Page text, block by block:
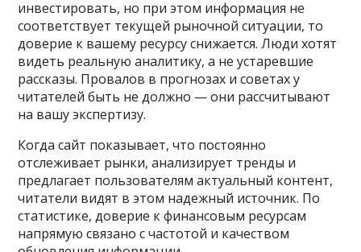
инвестировать, но при этом информация не
соответствует текущей рыночной ситуации, то
доверие к вашему ресурсу снижается. Люди хотят
видеть реальную аналитику, а не устаревшие
рассказы. Провалов в прогнозах и советах у
читателей быть не должно — они рассчитывают
на вашу экспертизу.
Когда сайт показывает, что постоянно
отслеживает рынки, анализирует тренды и
предлагает пользователям актуальный контент,
читатели видят в этом надежный источник. По
статистике, доверие к финансовым ресурсам
напрямую связано с частотой и качеством